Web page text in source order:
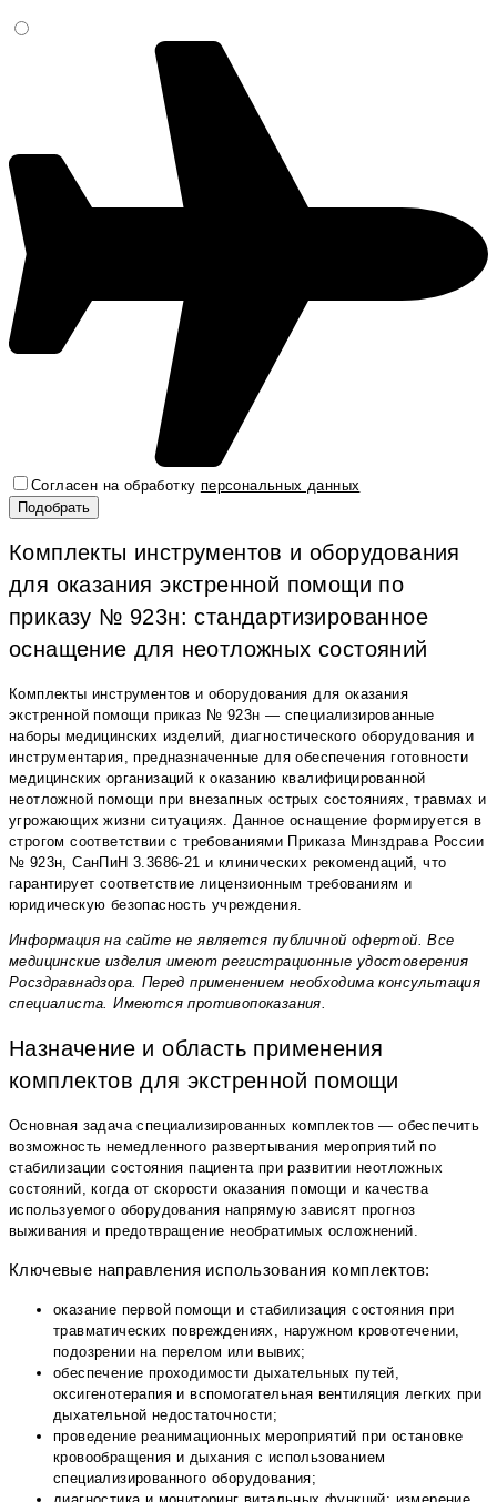
Согласен на обработку персональных данных
Комплекты инструментов и оборудования
для оказания экстренной помощи по
приказу № 923н: стандартизированное
оснащение для неотложных состояний
Комплекты инструментов и оборудования для оказания
экстренной помощи приказ № 923н — специализированные
наборы медицинских изделий, диагностического оборудования и
инструментария, предназначенные для обеспечения готовности
медицинских организаций к оказанию квалифицированной
неотложной помощи при внезапных острых состояниях, травмах и
угрожающих жизни ситуациях. Данное оснащение формируется в
строгом соответствии с требованиями Приказа Минздрава России
№ 923н, СанПиН 3.3686-21 и клинических рекомендаций, что
гарантирует соответствие лицензионным требованиям и
юридическую безопасность учреждения.
Информация на сайте не является публичной офертой. Все
медицинские изделия имеют регистрационные удостоверения
Росздравнадзора. Перед применением необходима консультация
специалиста. Имеются противопоказания.
Назначение и область применения
комплектов для экстренной помощи
Основная задача специализированных комплектов — обеспечить
возможность немедленного развертывания мероприятий по
стабилизации состояния пациента при развитии неотложных
состояний, когда от скорости оказания помощи и качества
используемого оборудования напрямую зависят прогноз
выживания и предотвращение необратимых осложнений.
Ключевые направления использования комплектов:
оказание первой помощи и стабилизация состояния при
травматических повреждениях, наружном кровотечении,
подозрении на перелом или вывих;
обеспечение проходимости дыхательных путей,
оксигенотерапия и вспомогательная вентиляция легких при
дыхательной недостаточности;
проведение реанимационных мероприятий при остановке
кровообращения и дыхания с использованием
специализированного оборудования;